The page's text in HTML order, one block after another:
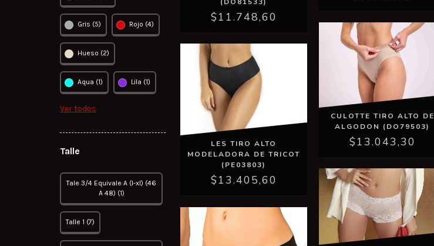
Gris (5) Rojo (4)
Hueso (2)
Aqua (1) Lila (1)
Ver todos
Talle
Tale 3/4 Equivale A (l-xl) (46
A 48) (1)
Talle 1 (7)
$11.748,60
LES TIRO ALTO
MODELADORA DE TRICOT
(PE03803)
$13.405,60
CULOTTE TIRO ALTO DE
ALGODON (DO79503)
$13.043,30